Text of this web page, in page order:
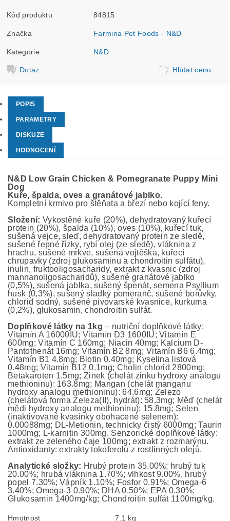
Kód produktu 84815
Značka Farmina Pet Foods - N&D
Kategorie N&D
Dotaz Hlídat cenu
POPIS
PARAMETRY
DISKUZE
HODNOCENÍ
N&D Low Grain Chicken & Pomegranate Puppy Mini
Dog
Kuře, špalda, oves a granátové jablko.
Kompletní krmivo pro štěňata a březí nebo kojící feny.
Složení: Vykostěné kuře (20%), dehydratovaný kuřecí
protein (20%), špalda (10%), oves (10%), kuřecí tuk,
sušená vejce, sleď, dehydratovaný protein ze sledě,
sušené řepné řízky, rybí olej (ze sledě), vláknina z
hrachu, sušené mrkve, sušená vojtěška, kuřecí
chrupavky (zdroj glukosaminu a chondroitin sulfátu),
inulin, fruktooligosacharidy, extrakt z kvasnic (zdroj
mannanoligosacharidů), sušené granátové jablko
(0,5%), sušená jablka, sušený špenát, semena Psyllium
husk (0,3%), sušený sladký pomeranč, sušené borůvky,
chlorid sodný, sušené pivovarské kvasnice, kurkuma
(0,2%), glukosamin, chondroitin sulfát.
Doplňkové látky na 1kg– nutriční doplňkové látky:
Vitamín A 16000IU; Vitamín D3 1600IU; Vitamín E
600mg; Vitamín C 160mg; Niacin 40mg; Kalcium D-
Pantothenát 16mg; Vitamín B2 8mg; Vitamín B6 6.4mg;
Vitamín B1 4.8mg; Biotin 0.40mg; Kyselina listová
0.48mg; Vitamín B12 0.1mg; Cholin chlorid 2800mg;
Betakaroten 1.5mg; Zinek (chelát zinku hydroxy analogu
methioninu): 163.8mg; Mangan (chelát manganu
hydroxy analogu methioninu): 64.6mg; Železo
(chelátová forma Železa(II), hydrát): 58.3mg; Měď (chelát
mědi hydroxy analogu methioninu): 15.8mg; Selen
(inaktivované kvasinky obohacené selenem):
0.00088mg; DL-Metionin, technicky čistý 6000mg; Taurin
1000mg; L-karnitin 300mg. Senzorické doplňkové látky:
extrakt ze zeleného čaje 100mg; extrakt z rozmarýnu.
Antioxidanty: extrakty tokoferolu z rostlinných olejů.
Analytické složky: Hrubý protein 35.00%; hrubý tuk
20.00%; hrubá vláknina 1.70%; vlhkost 9.00%, hrubý
popel 7.30%; Vápník 1.10%; Fosfor 0.91%; Omega-6
3.40%; Omega-3 0.90%; DHA 0.50%; EPA 0.30%;
Glukosamin 1400mg/kg; Chondroitin sulfát 1100mg/kg.
Hmotnost 7.1 kg